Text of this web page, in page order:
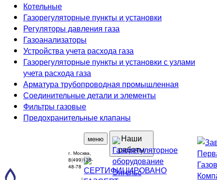
Котельные
Газорегуляторные пункты и установки
Регуляторы давления газа
Газоанализаторы
Устройства учета расхода газа
Газорегуляторные пункты и установки с узлами
учета расхода газа
Арматура трубопроводная промышленная
Соединительные детали и элементы
Фильтры газовые
Предохранительные клапаны
меню
Наши
работы
г. Москва,
8(499)136-
48-78